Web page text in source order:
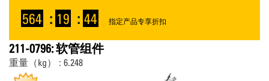
564 : 19 : 44 指定产品专享折扣
211-0796: 软管组件
重量（kg） : 6.248